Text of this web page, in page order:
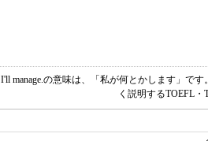
I'll manage.の意味は、「私が何とかします」で
く説明するTOEFL